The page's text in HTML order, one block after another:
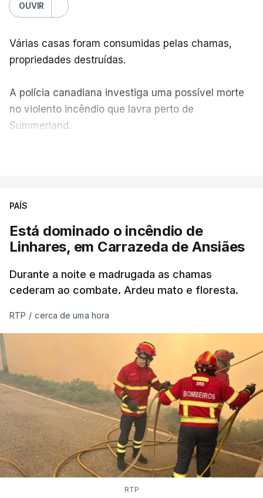
OUVIR
Várias casas foram consumidas pelas chamas,
propriedades destruídas.
A polícia canadiana investiga uma possível morte
no violento incêndio que lavra perto de
Summerland.
ERRO100
ERROR ON HTML5 MEDIA ELEMENT
ESTE CONTEÚDO ESTÁ NESTE
MOMENTO INDISPONÍVEL
As autoridades canadianas estimam que vai levar
dias ou semanas para controlar o fogo. Mais de
dois mil operacionais estão no terreno no combate
às chamas.
PAÍS
Está dominado o incêndio de
Linhares, em Carrazeda de Ansiães
Durante a noite e madrugada as chamas
cederam ao combate. Ardeu mato e floresta.
RTP / cerca de uma hora
RTP